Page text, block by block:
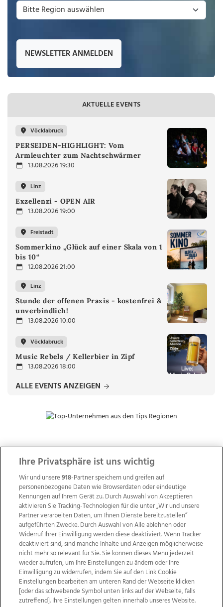
NEWSLETTER ANMELDEN
AKTUELLE EVENTS
Vöcklabruck
PERSEIDEN-HIGHLIGHT: Vom
Armleuchter zum Nachtschwärmer
13.08.2026 19:30
Linz
Exzellenzi - OPEN AIR
13.08.2026 19:00
Freistadt
Sommerkino „Glück auf einer Skala von 1
bis 10“
12.08.2026 21:00
Linz
Stunde der offenen Praxis - kostenfrei &
unverbindlich!
13.08.2026 10:00
Vöcklabruck
Music Rebels / Kellerbier in Zipf
13.08.2026 18:00
ALLE EVENTS ANZEIGEN
ZUR NACHRICHTENÜBERSICHT
Wir über uns Mediadaten Kontakt
Jobs
Datenschutz
Impressum
AGB Anzeigekunden
Ihre Privatsphäre ist uns wichtig
Wir und unsere918-Partner speichern und greifen auf
personenbezogene Daten wie Browserdaten oder eindeutige
Kennungen auf Ihrem Gerät zu. Durch Auswahl von Akzeptieren
aktivieren Sie Tracking-Technologien für die unter „Wir und unsere
Partner verarbeiten Daten, um Ihnen Dienste bereitzustellen“
aufgeführten Zwecke. Durch Auswahl von Alle ablehnen oder
Widerruf Ihrer Einwilligung werden diese deaktiviert. Wenn Tracker
deaktiviert sind, sind manche Inhalte und Anzeigen möglicherweise
nicht mehr so relevant für Sie. Sie können dieses Menü jederzeit
wieder aufrufen, um Ihre Einstellungen zu ändern oder Ihre
Einwilligung zu widerrufen, indem Sie auf den Link Cookie
Einstellungen bearbeiten am unteren Rand der Webseite klicken
[oder das schwebende Symbol unten links auf der Webseite, falls
zutreffend]. Ihre Einstellungen gelten innerhalb unseres Website.